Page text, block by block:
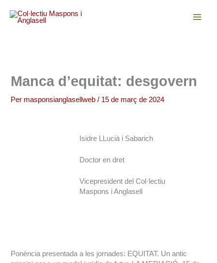
contingut
Manca d’equitat: desgovern
Per masponsianglasellweb/ 15 de març de 2024
Isidre LLucià i Sabarich
Doctor en dret
Vicepresident del Col·lectiu
Maspons i Anglasell
Ponència presentada a les jornades: EQUITAT. Un antic